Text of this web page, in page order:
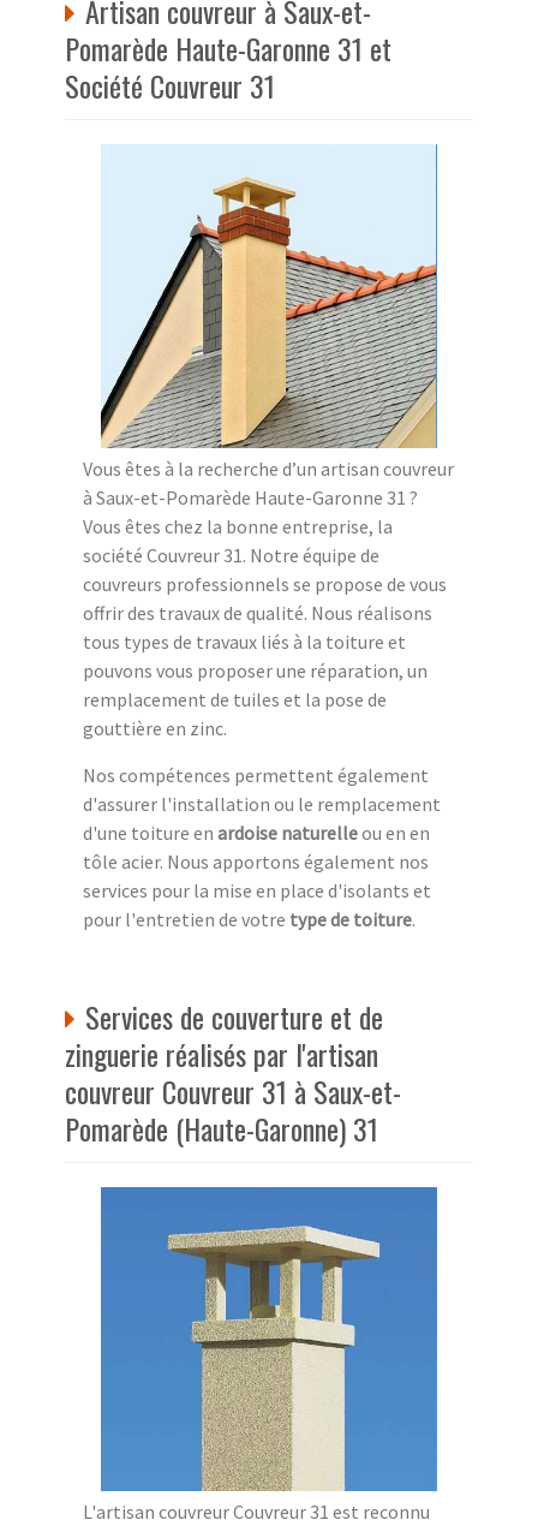
Artisan couvreur à Saux-et-
Pomarède Haute-Garonne 31 et
Société Couvreur 31
Vous êtes à la recherche d’un artisan couvreur
à Saux-et-Pomarède Haute-Garonne 31 ?
Vous êtes chez la bonne entreprise, la
société Couvreur 31. Notre équipe de
couvreurs professionnels se propose de vous
offrir des travaux de qualité. Nous réalisons
tous types de travaux liés à la toiture et
pouvons vous proposer une réparation, un
remplacement de tuiles et la pose de
gouttière en zinc.
Nos compétences permettent également
d'assurer l'installation ou le remplacement
d'une toiture en ardoise naturelleou en en
tôle acier. Nous apportons également nos
services pour la mise en place d'isolants et
pour l'entretien de votre type de toiture.
Services de couverture et de
zinguerie réalisés par l'artisan
couvreur Couvreur 31 à Saux-et-
Pomarède (Haute-Garonne) 31
L'artisan couvreur Couvreur 31 est reconnu